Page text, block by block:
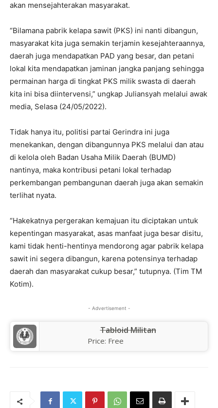
akan mensejahterakan masyarakat.
“Bilamana pabrik kelapa sawit (PKS) ini nanti dibangun,
masyarakat kita juga semakin terjamin kesejahteraannya,
daerah juga mendapatkan PAD yang besar, dan petani
lokal kita mendapatkan jaminan jangka panjang sehingga
permainan harga di tingkat PKS milik swasta di daerah
kita ini bisa diintervensi,” ungkap Juliansyah melalui awak
media, Selasa (24/05/2022).
Tidak hanya itu, politisi partai Gerindra ini juga
menekankan, dengan dibangunnya PKS melalui dan atau
di kelola oleh Badan Usaha Milik Daerah (BUMD)
nantinya, maka kontribusi petani lokal terhadap
perkembangan pembangunan daerah juga akan semakin
terlihat nyata.
“Hakekatnya pergerakan kemajuan itu diciptakan untuk
kepentingan masyarakat, asas manfaat juga besar disitu,
kami tidak henti-hentinya mendorong agar pabrik kelapa
sawit ini segera dibangun, karena potensinya terhadap
daerah dan masyarakat cukup besar,” tutupnya. (Tim TM
Kotim).
- Advertisement -
Tabloid Militan
Price: Free